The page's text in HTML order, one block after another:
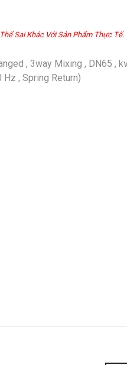
Sai Khác Với Sản Phẩm Thực Tế.
, 3way Mixing , DN65 ,
, Spring Return)